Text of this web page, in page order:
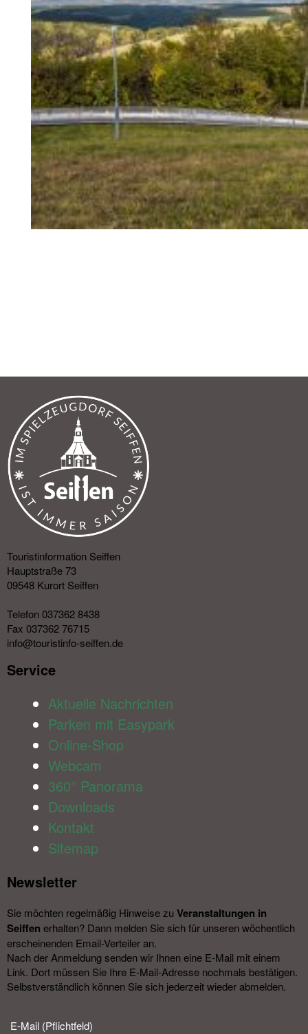
Touristinformation Seiffen
Hauptstraße 73
09548 Kurort Seiffen
Telefon 037362 8438
Fax 037362 76715
info@touristinfo-seiffen.de
Service​
Aktuelle Nachrichten
Parken mit Easypark
Online-Shop
Webcam
360° Panorama
Downloads
Kontakt
Sitemap
Newsletter​
Sie möchten regelmäßig Hinweise zu Veranstal­tungen in
Seiffen erhalten? Dann melden Sie sich für unseren wöchentlich
erscheinenden Email-Verteiler an.
Nach der Anmeldung senden wir Ihnen eine E-Mail mit einem
Link. Dort müssen Sie Ihre E-Mail-Adresse nochmals bestätigen.
Selbstverständlich können Sie sich jederzeit wieder abmelden.​
E-Mail (Pflichtfeld)